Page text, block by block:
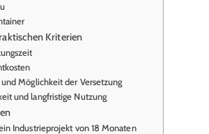
Kriterien
Möglichkeit der Versetzung
und langfristige Nutzung
Industrieprojekt von 18 Monaten